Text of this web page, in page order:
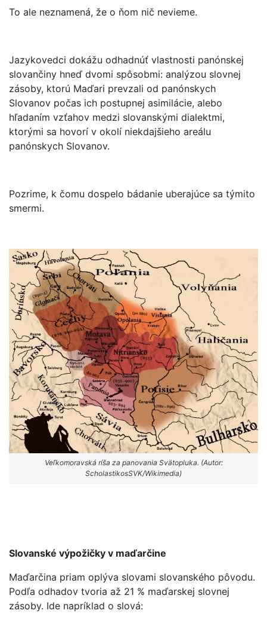
To ale neznamená, že o ňom nič nevieme.
Jazykovedci dokážu odhadnúť vlastnosti panónskej
slovančiny hneď dvomi spôsobmi: analýzou slovnej
zásoby, ktorú Maďari prevzali od panónskych
Slovanov počas ich postupnej asimilácie, alebo
hľadaním vzťahov medzi slovanskými dialektmi,
ktorými sa hovorí v okolí niekdajšieho areálu
panónskych Slovanov.
Pozrime, k čomu dospelo bádanie uberajúce sa týmito
smermi.
Veľkomoravská ríša za panovania Svätopluka. (Autor:
ScholastikosSVK/Wikimedia)
Slovanské výpožičky v maďarčine
Maďarčina priam oplýva slovami slovanského pôvodu.
Podľa odhadov tvoria až 21 % maďarskej slovnej
zásoby. Ide napríklad o slová: